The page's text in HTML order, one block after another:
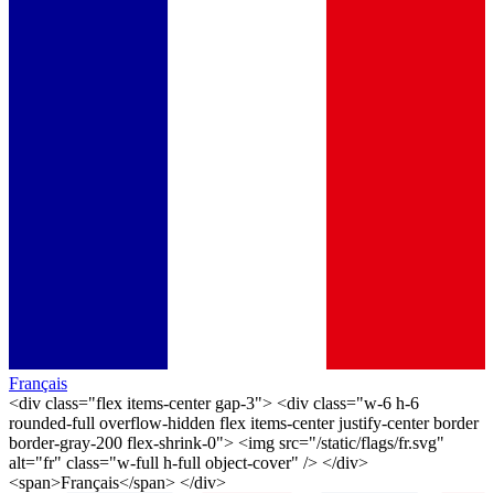
Français
<div class="flex items-center gap-3"> <div class="w-6 h-6
rounded-full overflow-hidden flex items-center justify-center border
border-gray-200 flex-shrink-0"> <img src="/static/flags/fr.svg"
alt="fr" class="w-full h-full object-cover" /> </div>
<span>Français</span> </div>